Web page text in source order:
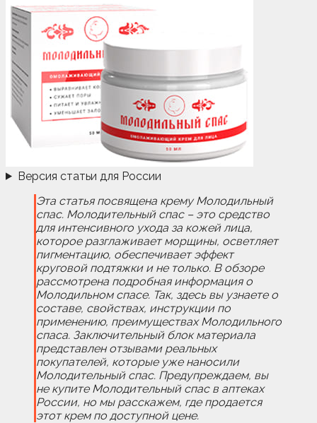
Версия статьи для России
Эта статья посвящена крему Молодильный
спас. Молодительный спас – это средство
для интенсивного ухода за кожей лица,
которое разглаживает морщины, осветляет
пигментацию, обеспечивает эффект
круговой подтяжки и не только. В обзоре
рассмотрена подробная информация о
Молодильном спасе. Так, здесь вы узнаете о
составе, свойствах, инструкции по
применению, преимуществах Молодильного
спаса. Заключительный блок материала
представлен отзывами реальных
покупателей, которые уже наносили
Молодительный спас. Предупреждаем, вы
не купите Молодительный спас в аптеках
России, но мы расскажем, где продается
этот крем по доступной цене.